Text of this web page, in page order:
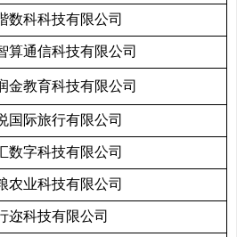
数科科技有限公司
算通信科技有限公司
金教育科技有限公司
国际旅行有限公司
数字科技有限公司
农业科技有限公司
迩科技有限公司